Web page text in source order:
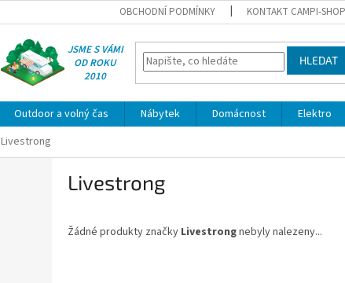
OBCHODNÍ PODMÍNKY KONTAKT CAMPI-SHOP
JSME S VÁMI
OD ROKU
2010
HLEDAT
Outdoor a volný čas Nábytek Domácnost Elektro
Livestrong
Livestrong
Žádné produkty značky Livestrongnebyly nalezeny...